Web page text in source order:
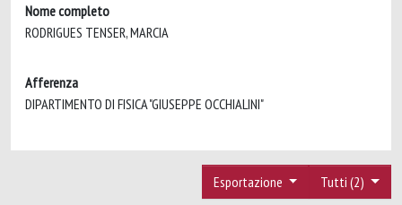
Nome completo
RODRIGUES TENSER, MARCIA
Afferenza
DIPARTIMENTO DI FISICA "GIUSEPPE OCCHIALINI"
Tutti (2)
Esportazione